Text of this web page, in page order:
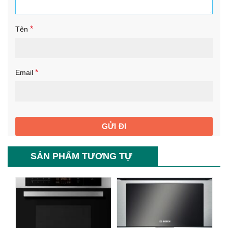
Tên *
Email *
SẢN PHẨM TƯƠNG TỰ